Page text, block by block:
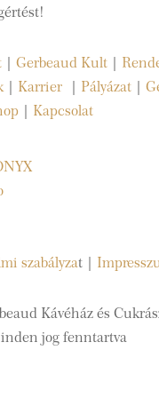
| Gerbeaud Kult|
| Karrier| Pályázat|
| Kapcsolat
szabályzat |
Kávéház és
jog fenntartva